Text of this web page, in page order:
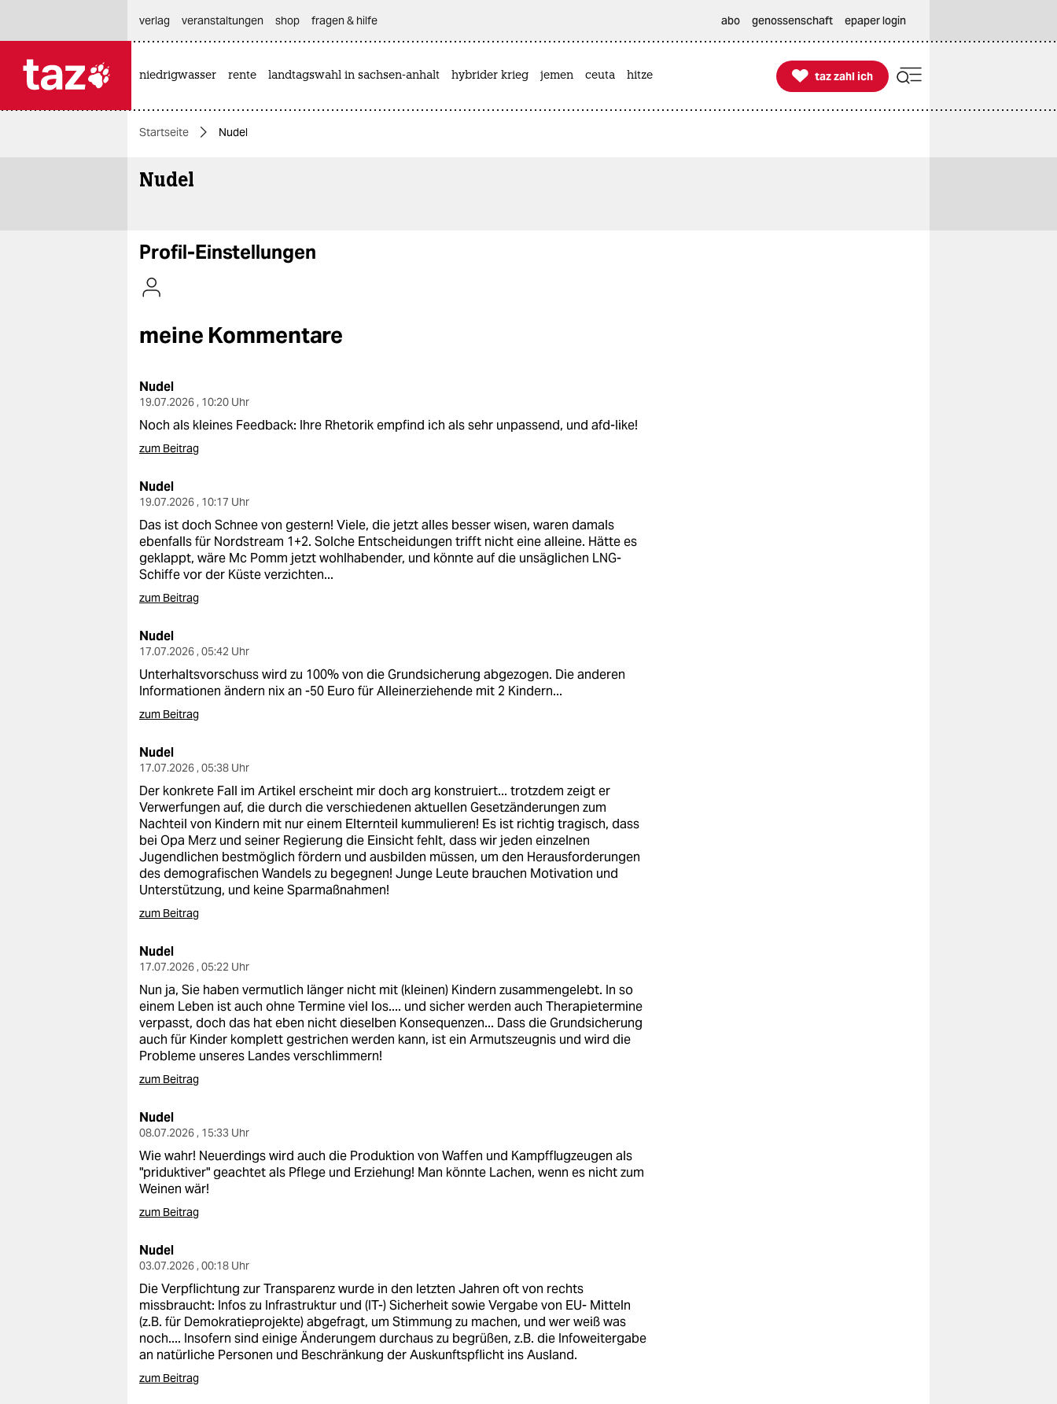
themen
politik
gesellschaft
kultur
nord
wahrheit
verlag
verlag
veranstaltungen
shop
fragen & hilfe
abo
genossenschaft
epaper login
verlag
veranstaltungen shop fragen & hilfe abo genossenschaft epaper login
niedrigwasser rente landtagswahl in sachsen-anhalt hybrider krieg jemen ceuta hitze 
taz zahl ich
taz zahl ich
Startseite Nudel
Nudel
Profil-Einstellungen
meine Kommentare
Nudel
19.07.2026 , 10:20 Uhr
Noch als kleines Feedback: Ihre Rhetorik empfind ich als sehr unpassend, und afd-like!
zum Beitrag
Nudel
19.07.2026 , 10:17 Uhr
Das ist doch Schnee von gestern! Viele, die jetzt alles besser wisen, waren damals
ebenfalls für Nordstream 1+2. Solche Entscheidungen trifft nicht eine alleine. Hätte es
geklappt, wäre Mc Pomm jetzt wohlhabender, und könnte auf die unsäglichen LNG-
Schiffe vor der Küste verzichten...
zum Beitrag
Nudel
17.07.2026 , 05:42 Uhr
Unterhaltsvorschuss wird zu 100% von die Grundsicherung abgezogen. Die anderen
Informationen ändern nix an -50 Euro für Alleinerziehende mit 2 Kindern...
zum Beitrag
Nudel
17.07.2026 , 05:38 Uhr
Der konkrete Fall im Artikel erscheint mir doch arg konstruiert... trotzdem zeigt er
Verwerfungen auf, die durch die verschiedenen aktuellen Gesetzänderungen zum
Nachteil von Kindern mit nur einem Elternteil kummulieren! Es ist richtig tragisch, dass
bei Opa Merz und seiner Regierung die Einsicht fehlt, dass wir jeden einzelnen
Jugendlichen bestmöglich fördern und ausbilden müssen, um den Herausforderungen
des demografischen Wandels zu begegnen! Junge Leute brauchen Motivation und
Unterstützung, und keine Sparmaßnahmen!
zum Beitrag
Nudel
17.07.2026 , 05:22 Uhr
Nun ja, Sie haben vermutlich länger nicht mit (kleinen) Kindern zusammengelebt. In so
einem Leben ist auch ohne Termine viel los.... und sicher werden auch Therapietermine
verpasst, doch das hat eben nicht dieselben Konsequenzen... Dass die Grundsicherung
auch für Kinder komplett gestrichen werden kann, ist ein Armutszeugnis und wird die
Probleme unseres Landes verschlimmern!
zum Beitrag
Nudel
08.07.2026 , 15:33 Uhr
Wie wahr! Neuerdings wird auch die Produktion von Waffen und Kampfflugzeugen als
"priduktiver" geachtet als Pflege und Erziehung! Man könnte Lachen, wenn es nicht zum
Weinen wär!
zum Beitrag
Nudel
03.07.2026 , 00:18 Uhr
Die Verpflichtung zur Transparenz wurde in den letzten Jahren oft von rechts
missbraucht: Infos zu Infrastruktur und (IT-) Sicherheit sowie Vergabe von EU- Mitteln
(z.B. für Demokratieprojekte) abgefragt, um Stimmung zu machen, und wer weiß was
noch.... Insofern sind einige Änderungem durchaus zu begrüßen, z.B. die Infoweitergabe
an natürliche Personen und Beschränkung der Auskunftspflicht ins Ausland.
zum Beitrag